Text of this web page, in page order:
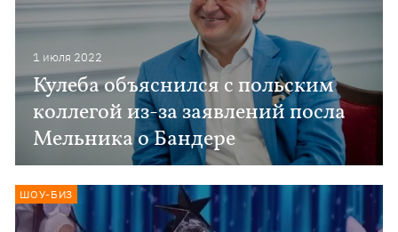
1 июля 2022
Кулеба объяснился с польским
коллегой из-за заявлений посла
Мельника о Бандере
ШОУ-БИЗ